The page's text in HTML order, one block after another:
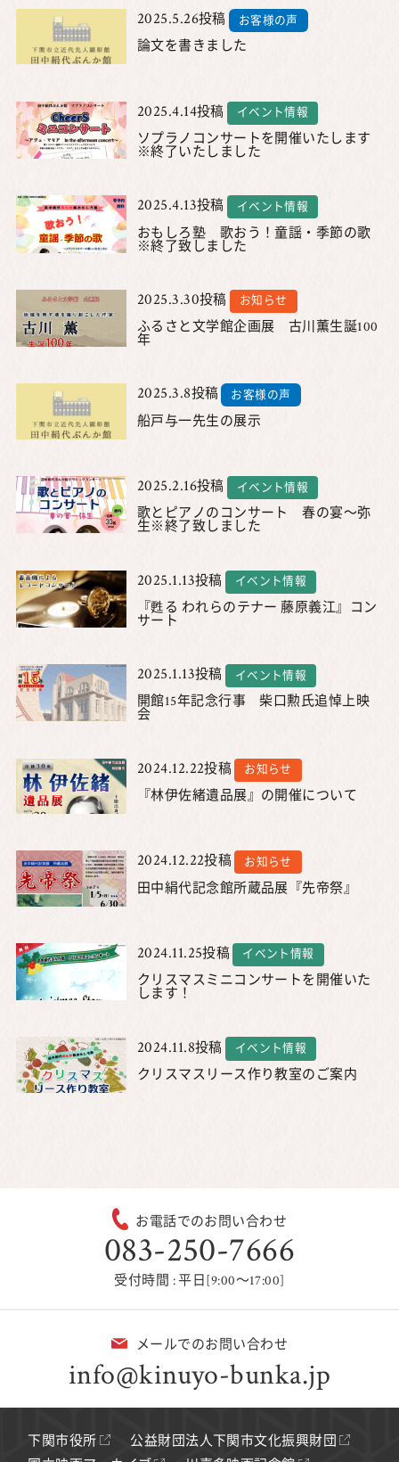
2025.5.26投稿 お客様の声
論文を書きました
2025.4.14投稿 イベント情報
ソプラノコンサートを開催いたします
※終了いたしました
2025.4.13投稿 イベント情報
おもしろ塾 歌おう！童謡・季節の歌
※終了致しました
2025.3.30投稿 お知らせ
ふるさと文学館企画展 古川薫生誕100
年
2025.3.8投稿 お客様の声
船戸与一先生の展示
2025.2.16投稿 イベント情報
歌とピアノのコンサート 春の宴～弥
生※終了致しました
2025.1.13投稿 イベント情報
『甦る われらのテナー 藤原義江』コン
サート
2025.1.13投稿 イベント情報
開館15年記念行事 柴口勲氏追悼上映
会
2024.12.22投稿 お知らせ
『林伊佐緒遺品展』の開催について
2024.12.22投稿 お知らせ
田中絹代記念館所蔵品展『先帝祭』
2024.11.25投稿 イベント情報
クリスマスミニコンサートを開催いた
します！
2024.11.8投稿 イベント情報
クリスマスリース作り教室のご案内
お電話でのお問い合わせ
083-250-7666
受付時間 : 平日[9:00～17:00]
メールでのお問い合わせ
info@kinuyo-bunka.jp
下関市役所
公益財団法人下関市文化振興財団